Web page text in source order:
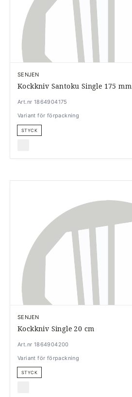
SENJEN
Kockkniv Santoku Single 175 mm
Art.nr 1864904175
Variant för förpackning
STYCK
SENJEN
Kockkniv Single 20 cm
Art.nr 1864904200
Variant för förpackning
STYCK